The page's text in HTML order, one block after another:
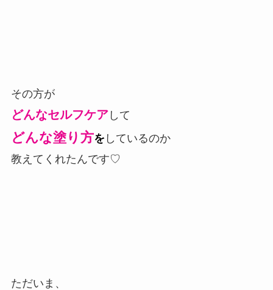
その方が
どんなセルフケアして
どんな塗り方を しているのか
教えてくれたんです♡
ただいま、